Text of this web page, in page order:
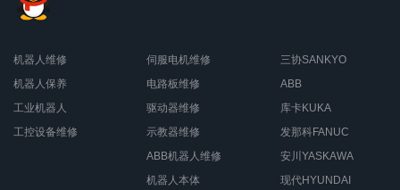
机器人维修
机器人保养
工业机器人
工控设备维修
伺服电机维修
电路板维修
驱动器维修
示教器维修
ABB机器人维修
机器人本体
三协SANKYO
ABB
库卡KUKA
发那科FANUC
安川YASKAWA
现代HYUNDAI